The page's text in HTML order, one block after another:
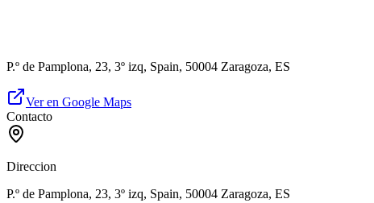
P.º de Pamplona, 23, 3º izq, Spain, 50004 Zaragoza, ES
Ver en Google Maps
Contacto
Direccion
P.º de Pamplona, 23, 3º izq, Spain, 50004 Zaragoza, ES